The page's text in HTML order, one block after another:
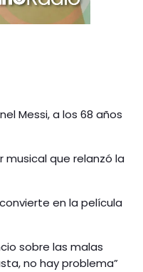
Messi, a los 68 años
musical que relanzó la
convierte en la película
sobre las malas
no hay problema”